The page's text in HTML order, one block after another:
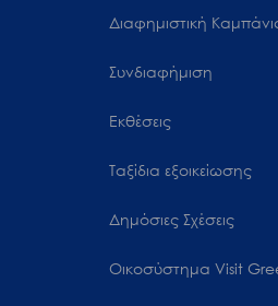
Διαφημιστική
Συνδιαφήμιση
Εκθέσεις
Ταξίδια εξοικείωσης
Δημόσιες Σχέσεις
Oικοσύστημα Visit